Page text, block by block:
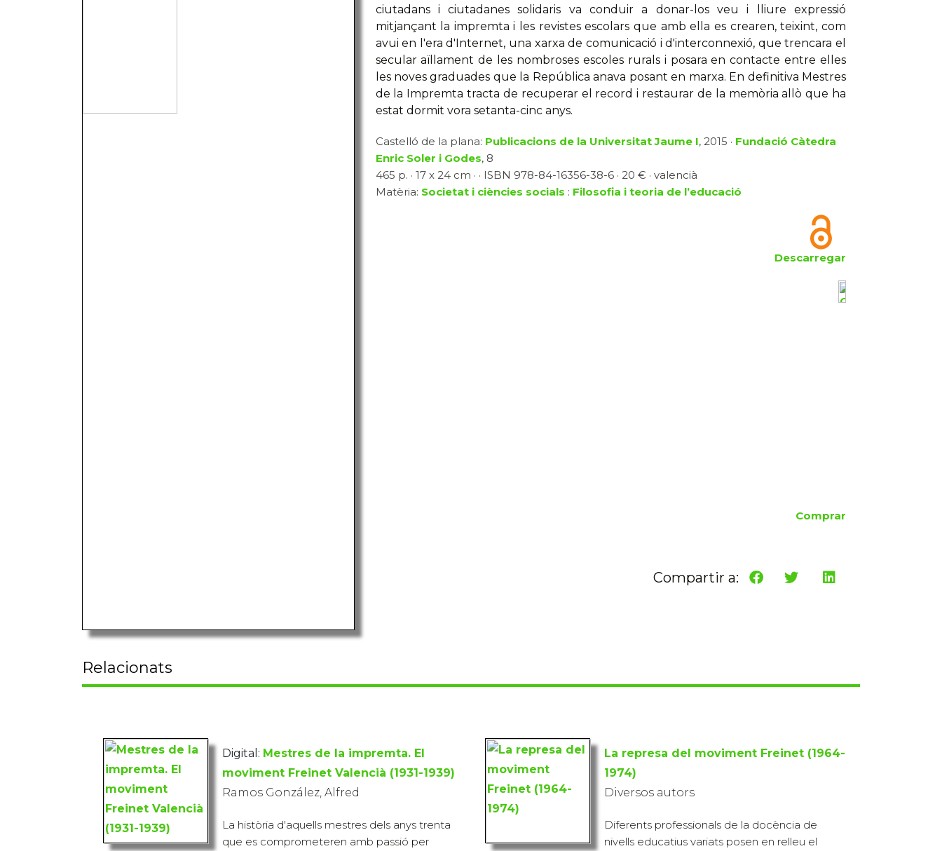
ciutadans i ciutadanes solidaris va conduir a donar-los veu i lliure expressió
mitjançant la impremta i les revistes escolars que amb ella es crearen, teixint, com
avui en l'era d'Internet, una xarxa de comunicació i d'interconnexió, que trencara el
secular aïllament de les nombroses escoles rurals i posara en contacte entre elles
les noves graduades que la República anava posant en marxa. En definitiva Mestres
de la Impremta tracta de recuperar el record i restaurar de la memòria allò que ha
estat dormit vora setanta-cinc anys.
Castelló de la plana: Publicacions de la Universitat Jaume I, 2015 · Fundació Càtedra
Enric Soler i Godes, 8
465 p. · 17 x 24 cm · · ISBN 978-84-16356-38-6 · 20 € · valencià
Matèria: Societat i ciències socials : Filosofia i teoria de l’educació
Descarregar
Comprar
Compartir a:
Relacionats
Digital: Mestres de la impremta. El
moviment Freinet Valencià (1931-1939)
Ramos González, Alfred
La història d'aquells mestres dels anys trenta
que es comprometeren amb passió per
La represa del moviment Freinet (1964-
1974)
Diversos autors
Diferents professionals de la docència de
nivells educatius variats posen en relleu el